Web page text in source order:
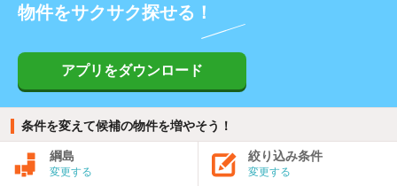
物件をサクサク探せる！
アプリをダウンロード
条件を変えて候補の物件を増やそう！
綱島
変更する
絞り込み条件
変更する